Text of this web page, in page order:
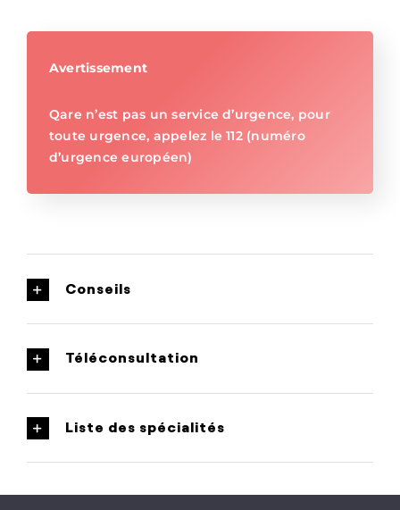
Avertissement
Qare n’est pas un service d’urgence, pour
toute urgence, appelez le 112 (numéro
d’urgence européen)
Conseils
Téléconsultation
Liste des spécialités